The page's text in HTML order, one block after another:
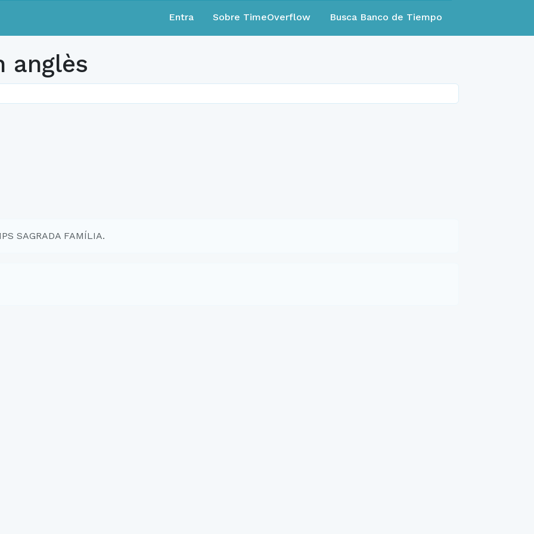
Entra Sobre TimeOverflow Busca Banco de Tiempo
anglès
SAGRADA FAMÍLIA.